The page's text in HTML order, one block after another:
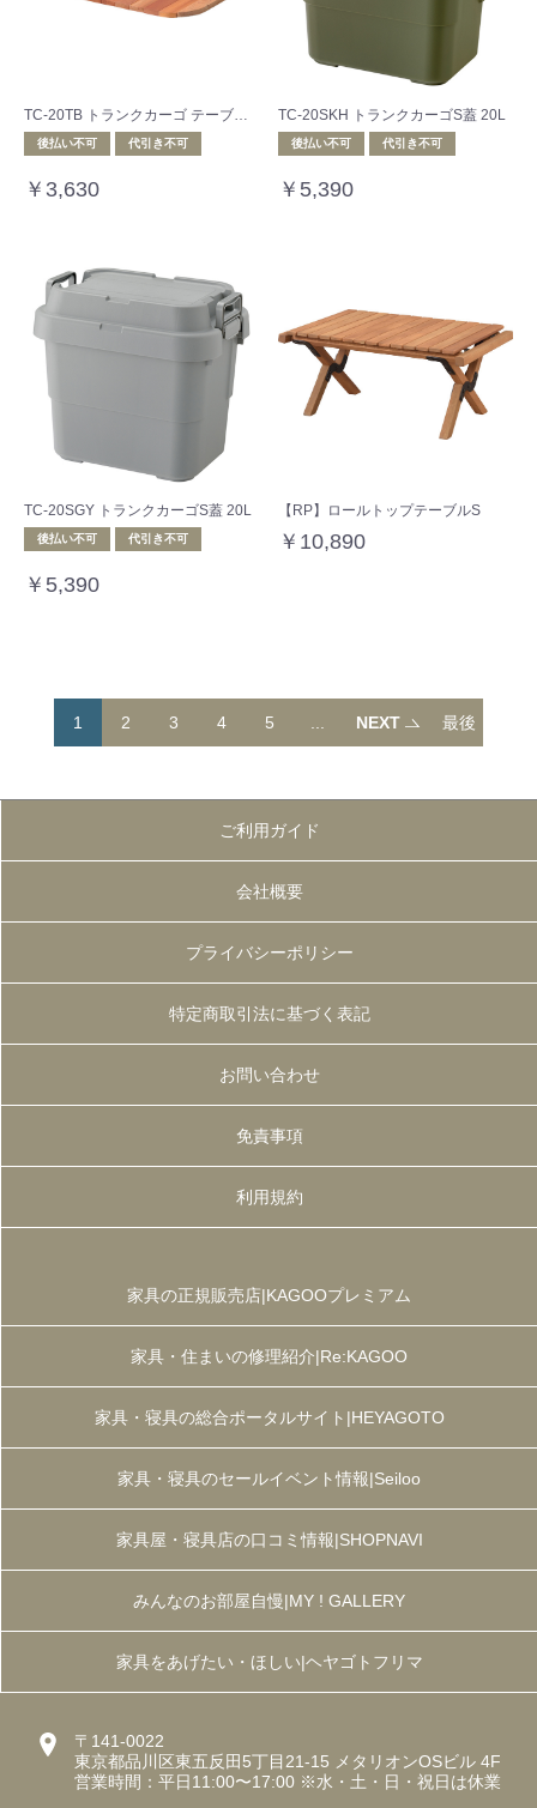
後払い不可 代引き不可
￥3,630
TC-20SKH トランクカーゴS蓋 20L
後払い不可 代引き不可
￥5,390
TC-20SGY トランクカーゴS蓋 20L
後払い不可 代引き不可
￥5,390
【RP】ロールトップテーブルS
￥10,890
1 2 3 4 5 NEXT 最後
ご利用ガイド
会社概要
プライバシーポリシー
特定商取引法に基づく表記
お問い合わせ
免責事項
利用規約
家具の正規販売店|KAGOOプレミアム
家具・住まいの修理紹介|Re:KAGOO
家具・寝具の総合ポータルサイト|HEYAGOTO
家具・寝具のセールイベント情報|Seiloo
家具屋・寝具店の口コミ情報|SHOPNAVI
みんなのお部屋自慢|MY ! GALLERY
家具をあげたい・ほしい|ヘヤゴトフリマ
〒141-0022
東京都品川区東五反田5丁目21-15 メタリオンOSビル 4F
営業時間：平日11:00〜17:00 ※水・土・日・祝日は休業